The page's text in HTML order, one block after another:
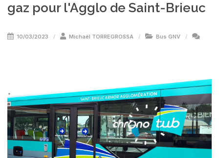
gaz pour l'Agglo de Saint-Brieuc
10/03/2023 Michaël TORREGROSSA Bus GNV